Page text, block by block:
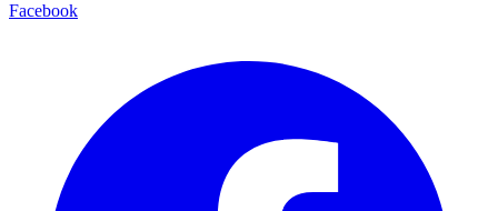
Facebook